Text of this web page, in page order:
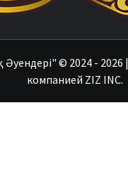
Әуендері" © 2024 - 2026
компанией ZIZ INC.